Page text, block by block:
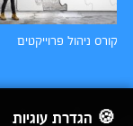
קורס ניהול פרוייקטים
🍪 הגדרת עוגיות